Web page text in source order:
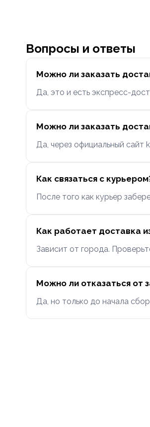
Вопросы и ответы
Можно ли заказать
Да, это и есть экспресс-
Можно ли заказать
Да, через официальный сайт
Как связаться с
После того как курьер
Как работает доставка
Зависит от города.
Можно ли отказаться от
Да, но только до начала